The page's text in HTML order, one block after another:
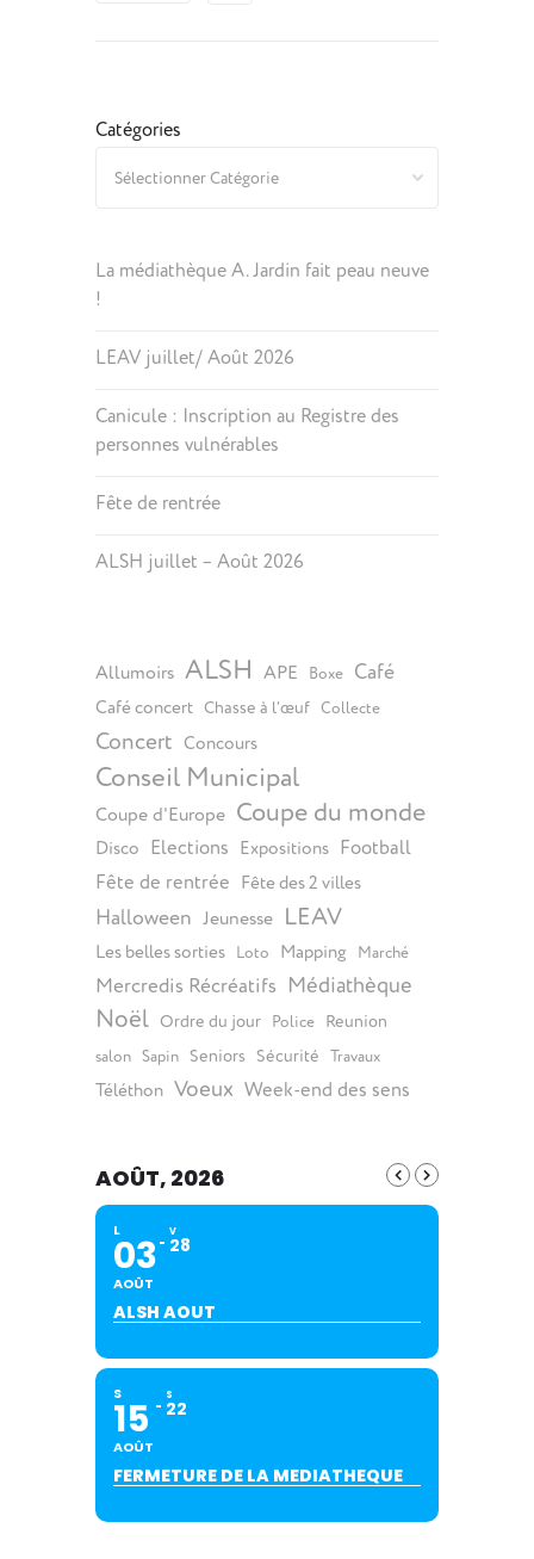
Catégories
La médiathèque A. Jardin fait peau neuve
!
LEAV juillet/ Août 2026
Canicule : Inscription au Registre des
personnes vulnérables
Fête de rentrée
ALSH juillet – Août 2026
Allumoirs ALSH APE Boxe Café
Café concert Chasse à l’œuf Collecte
Concert Concours
Conseil Municipal
Coupe d'Europe Coupe du monde
Disco Elections Expositions Football
Fête de rentrée Fête des 2 villes
Halloween Jeunesse LEAV
Les belles sorties Loto Mapping Marché
Mercredis Récréatifs Médiathèque
Noël Ordre du jour Police Reunion
salon Sapin Seniors Sécurité Travaux
Téléthon Voeux Week-end des sens
AOÛT, 2026
L
03
AOÛT
V
28
ALSH AOUT
S
15
AOÛT
S
22
FERMETURE DE LA MEDIATHEQUE